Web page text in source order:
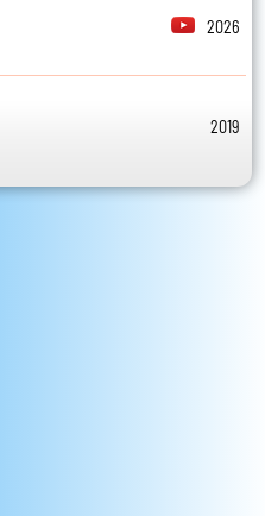
2026
2019